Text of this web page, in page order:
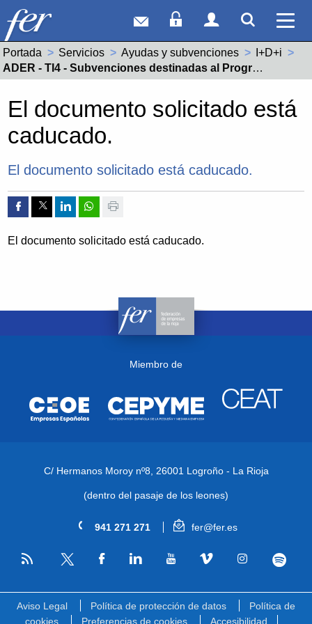
Correo webAcceso Socios
Acceso
Ver
Portada Servicios Ayudas y subvenciones
I+D+i
Actual:
ADER - TI4 - Subvenciones destinadas al Programa de Estructuras y Sistemas TIC para la digitalización y hacia la industria 4.0 - Programa Digitalización en el ámbito empresarial (TIC empresas) 2025
El documento solicitado está
caducado.
El documento solicitado está caducado.
Compartir por Facebook
Compartir por Twitter
Compartir por Linkedin
Compartir por whatsapp
Imprimir
El documento solicitado está caducado.
Miembro de
C/ Hermanos Moroy nº8, 26001 Logroño - La Rioja
(dentro del pasaje de los leones)
941 271 271 fer@fer.es
RSS
Aviso Legal Política de protección de datos
Política de
cookies
Preferencias de cookies Accesibilidad